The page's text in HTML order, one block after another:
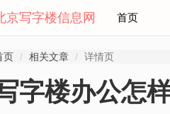
京写字楼信息网 首页
页 相关文章 详情页
字楼办公怎